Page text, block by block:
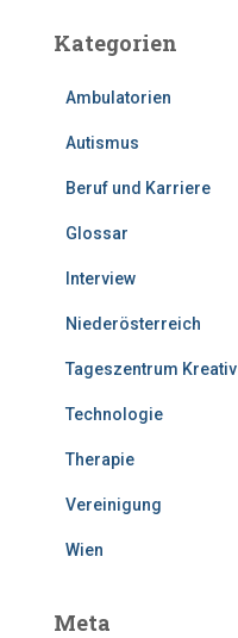
Kategorien
Ambulatorien
Autismus
Beruf und Karriere
Glossar
Interview
Niederösterreich
Tageszentrum Kreativ
Technologie
Therapie
Vereinigung
Wien
Meta